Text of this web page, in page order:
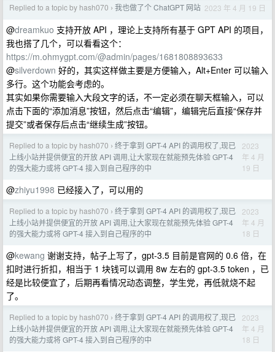
Replied to a topic by hash070 › 我也做了个 ChatGPT 网站 2023 年 4 月 19 日
@dreamkuo 支持开放 API ，理论上支持所有基于 GPT API 的项目，
我也搭了几个，可以看看这个：
https://m.ohmygpt.com/@admin/pages/1681808893633
@silverdown 好的，其实这样做主要是方便输入，Alt+Enter 可以输入
多行。这个功能会考虑的。
其实如果你需要输入大段文字的话，不一定必须在聊天框输入，可以
点击下面的“添加消息”按钮，然后点击“编辑”，编辑完后直接“保存并
提交”或者保存后点击“继续生成”按钮。
Replied to a topic by hash070 › 终于拿到 GPT-4 API 的调用权了,现已
上线小站并提供便宜的开放 API 调用,让大家现在就能预先体验 GPT-4
的强大能力或将 GPT-4 接入到自己程序的中
2023
年 4 月
19 日
@zhiyu1998 已经接入了，可以用的
Replied to a topic by hash070 › 终于拿到 GPT-4 API 的调用权了,现已
上线小站并提供便宜的开放 API 调用,让大家现在就能预先体验 GPT-4
的强大能力或将 GPT-4 接入到自己程序的中
2023
年 4 月
18 日
@kewang 谢谢支持，帖子上写了，gpt-3.5 目前是官网的 0.6 倍，在
扣时进行折扣，相当于 1 块钱可以调用 8w 左右的 gpt-3.5 token ，已
经是比较便宜了，后期再看情况动态调整，学生党，再低就烧不起
了。
Replied to a topic by hash070 › 终于拿到 GPT-4 API 的调用权了,现已
上线小站并提供便宜的开放 API 调用,让大家现在就能预先体验 GPT-4
的强大能力或将 GPT-4 接入到自己程序的中
2023
年 4 月
18 日